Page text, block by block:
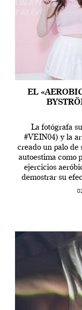
EL
La fotógrafa
#VEIN04) y la
creado un palo de
autoestima como
ejercicios
demostrar su